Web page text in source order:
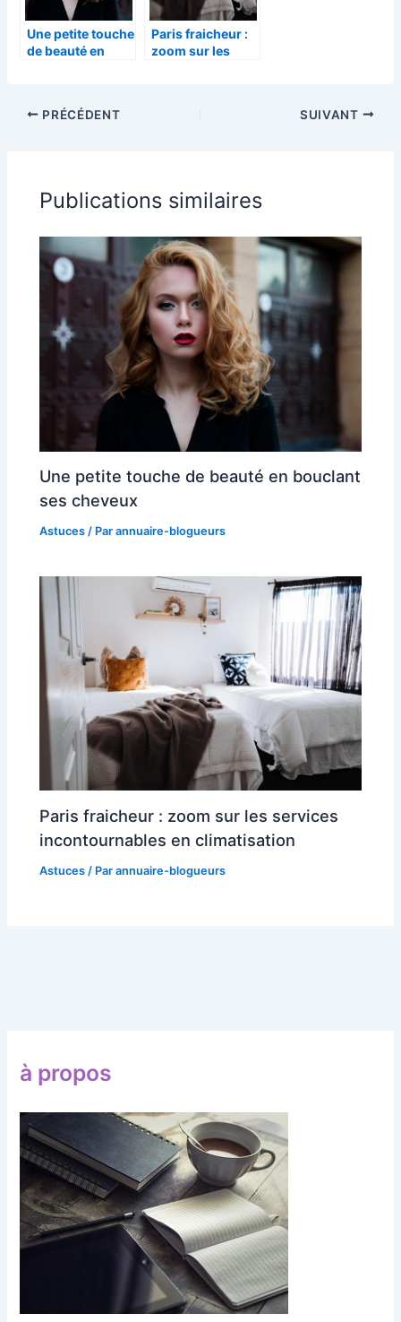
Une petite touche
de beauté en
Paris fraicheur :
zoom sur les
PRÉCÉDENT SUIVANT
Publications similaires
Une petite touche de beauté en bouclant
ses cheveux
Astuces / Parannuaire-blogueurs
Paris fraicheur : zoom sur les services
incontournables en climatisation
Astuces / Parannuaire-blogueurs
à propos